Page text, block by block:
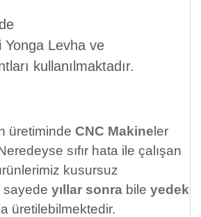
Yonga Levha ve
kullanılmaktadır.
üretiminde CNC Makineler
sıfır hata ile çalışan
kusursuz
sayede yıllar sonra bile yedek
üretilebilmektedir.